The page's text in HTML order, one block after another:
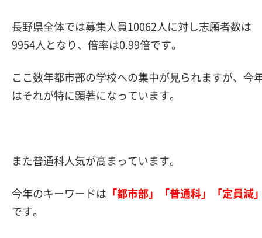
長野県全体では募集人員10062人に対し志願者数は
9954人となり、倍率は0.99倍です。
ここ数年都市部の学校への集中が見られますが、今
はそれが特に顕著になっています。
また普通科人気が高まっています。
今年のキーワードは 「都市部」「普通科」「定員減
です。